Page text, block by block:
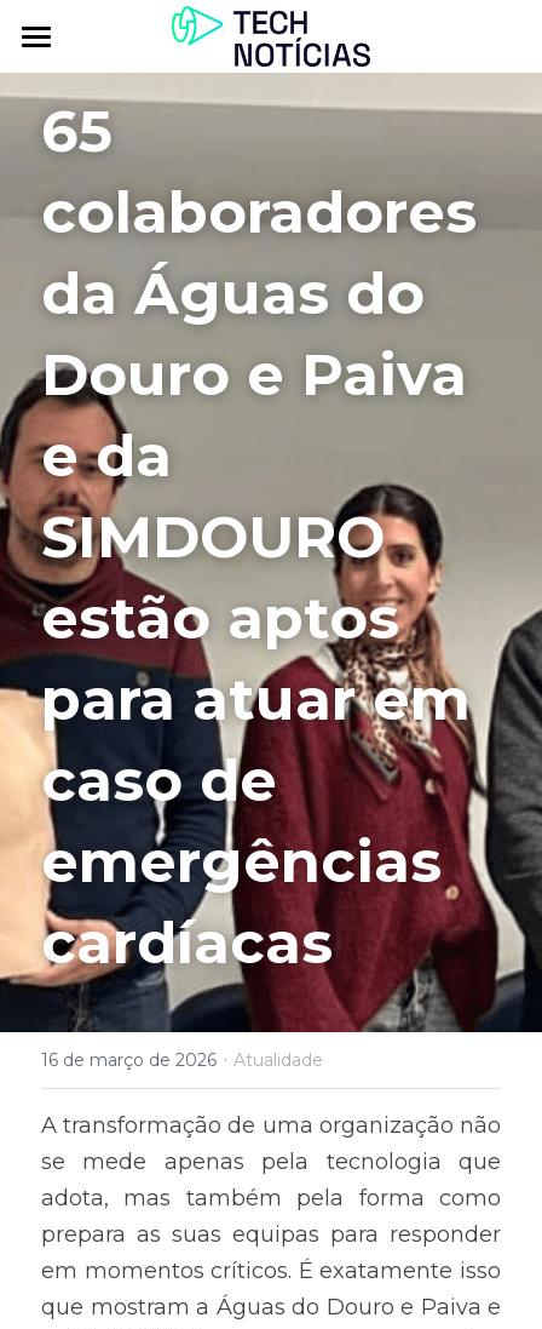
Atualidade
Explorar
Podcasts
Contactos
65
colaboradores
da Águas do
Douro e Paiva
e da
SIMDOURO
estão aptos
para atuar em
caso de
emergências
cardíacas
16 de março de 2026 · Atualidade
A transformação de uma organização não
se mede apenas pela tecnologia que
adota, mas também pela forma como
prepara as suas equipas para responder
em momentos críticos. É exatamente isso
que mostram a Águas do Douro e Paiva e